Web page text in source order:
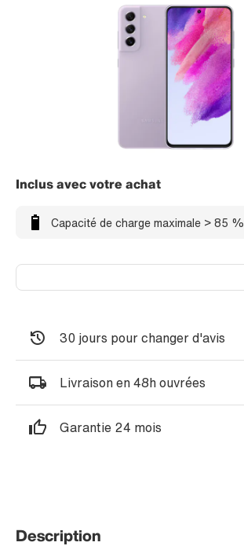
Inclus avec votre achat
Capacité de charge maximale > 85 %
30 jours pour changer d'avis
Livraison en 48h ouvrées
Garantie 24 mois
Description